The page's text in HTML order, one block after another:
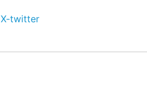
X-twitter